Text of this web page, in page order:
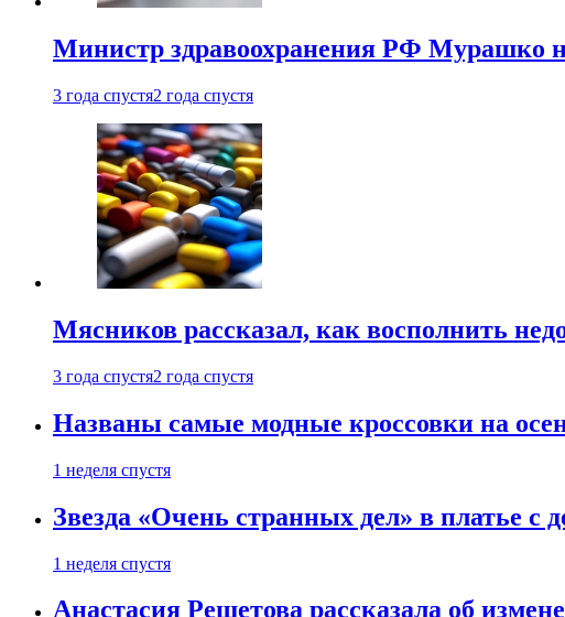
Министр здравоохранения РФ Мурашко
3 года спустя2 года спустя
Мясников рассказал, как восполнить
3 года спустя2 года спустя
Названы самые модные кроссовки на
1 неделя спустя
Звезда «Очень странных дел» в платье с
1 неделя спустя
Анастасия Решетова рассказала об